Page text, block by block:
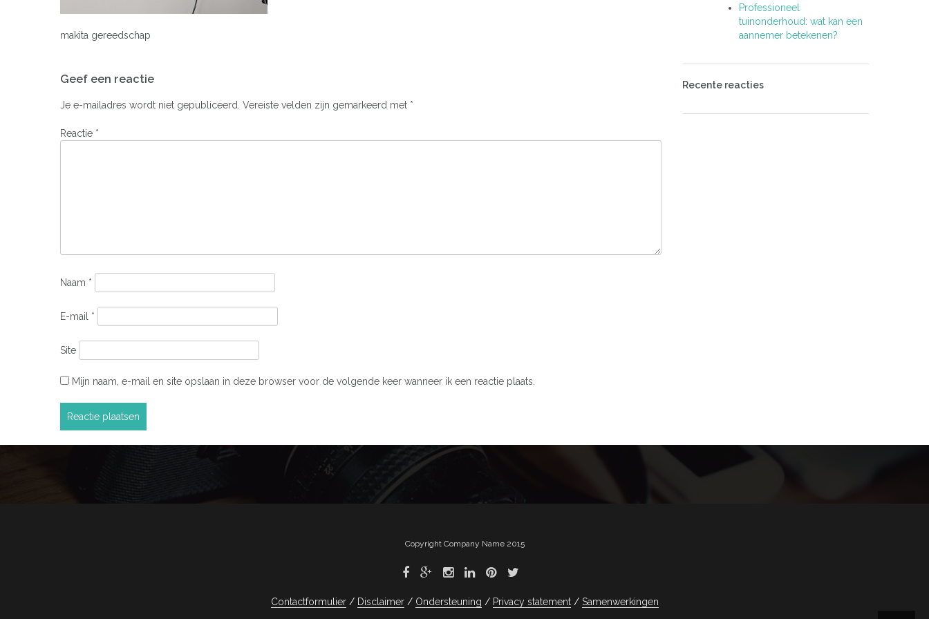
makita gereedschap
navigatie
Geef een reactie
Je e-mailadres wordt niet gepubliceerd. Vereiste velden zijn gemarkeerd met *
Reactie *
Naam *
E-mail *
Site
Mijn naam, e-mail en site opslaan in deze browser voor de volgende keer wanneer ik een reactie plaats.
Professioneel
tuinonderhoud: wat kan een
aannemer betekenen?
Recente reacties
Copyright Company Name 2015
Contactformulier Disclaimer Ondersteuning Privacy statement Samenwerkingen